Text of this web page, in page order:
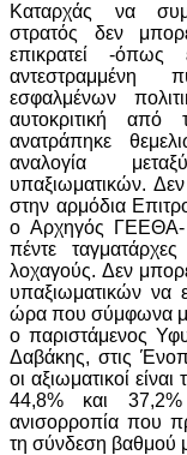
Καταρχάς να
στρατός δεν
επικρατεί -όπως
αντεστραμμένη
εσφαλμένων
αυτοκριτική
ανατράπηκε
αναλογία
υπαξιωματικών.
στην αρμόδια
ο Αρχηγός ΓΕΕΘΑ-
πέντε
λοχαγούς. Δεν
υπαξιωματικών να
ώρα που σύμφωνα με
ο παριστάμενος
Δαβάκης, στις
οι αξιωματικοί
44,8% και 37,2%
ανισορροπία που
τη σύνδεση βαθμού